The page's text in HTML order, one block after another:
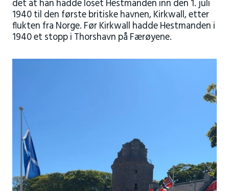
det at han hadde loset Hestmanden inn den 1. juli
1940 til den første britiske havnen, Kirkwall, etter
flukten fra Norge. Før Kirkwall hadde Hestmanden i
1940 et stopp i Thorshavn på Færøyene.